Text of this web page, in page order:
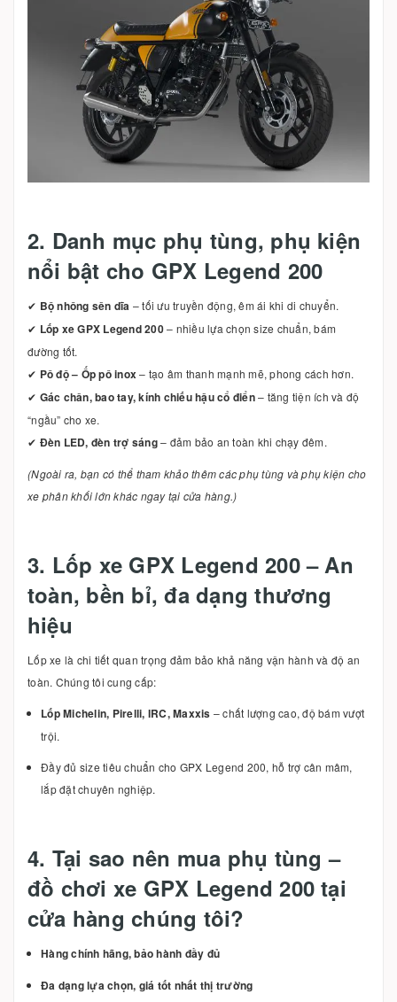
2. Danh mục phụ tùng, phụ kiện
nổi bật cho GPX Legend 200
✔ Bộ nhông sên dĩa – tối ưu truyền động, êm ái khi di chuyển.
✔ Lốp xe GPX Legend 200– nhiều lựa chọn size chuẩn, bám
đường tốt.
✔ Pô độ – Ốp pô inox– tạo âm thanh mạnh mẽ, phong cách hơn.
✔ Gác chân, bao tay, kính chiếu hậu cổ điển– tăng tiện ích và độ
“ngầu” cho xe.
✔ Đèn LED, đèn trợ sáng– đảm bảo an toàn khi chạy đêm.
(Ngoài ra, bạn có thể tham khảo thêm các phụ tùng và phụ kiện cho
xe phân khối lớn khác ngay tại cửa hàng.)
3. Lốp xe GPX Legend 200 – An
toàn, bền bỉ, đa dạng thương
hiệu
Lốp xe là chi tiết quan trọng đảm bảo khả năng vận hành và độ an
toàn. Chúng tôi cung cấp:
Lốp Michelin, Pirelli, IRC, Maxxis – chất lượng cao, độ bám vượt
trội.
Đầy đủ size tiêu chuẩn cho GPX Legend 200, hỗ trợ cân mâm,
lắp đặt chuyên nghiệp.
4. Tại sao nên mua phụ tùng –
đồ chơi xe GPX Legend 200 tại
cửa hàng chúng tôi?
Hàng chính hãng, bảo hành đầy đủ
Đa dạng lựa chọn, giá tốt nhất thị trường